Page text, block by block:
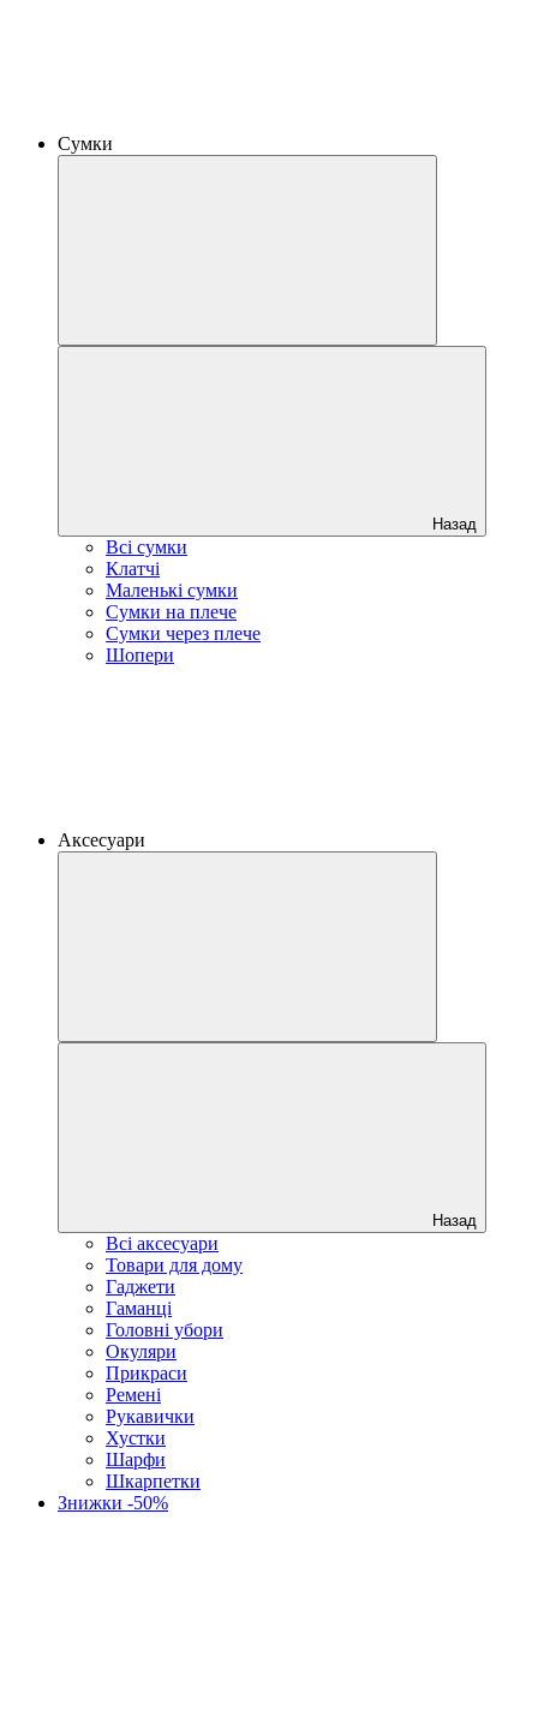
Сумки
Назад
Всі сумки
Клатчі
Маленькі сумки
Сумки на плече
Сумки через плече
Шопери
Аксесуари
Назад
Всі аксесуари
Товари для дому
Гаджети
Гаманці
Головні убори
Окуляри
Прикраси
Ремені
Рукавички
Хустки
Шарфи
Шкарпетки
Знижки -50%